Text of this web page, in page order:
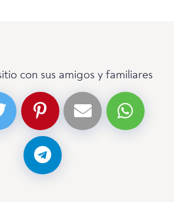
con sus amigos y familiares